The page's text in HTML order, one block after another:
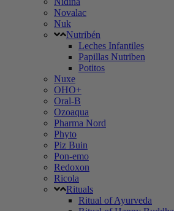
Novalac
Nuk
Nutribén
Leches Infantiles
Papillas Nutriben
Potitos
Nuxe
OHO+
Oral-B
Ozoaqua
Pharma Nord
Phyto
Piz Buin
Pon-emo
Redoxon
Ricola
Rituals
Ritual of Ayurveda